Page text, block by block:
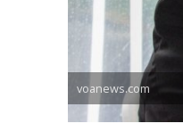
voanews.com